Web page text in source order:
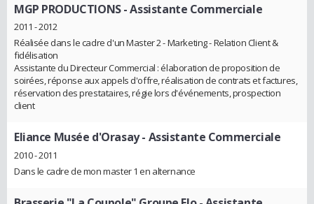
MGP PRODUCTIONS- Assistante Commerciale
2011 - 2012
Réalisée dans le cadre d'un Master 2 - Marketing - Relation Client &
fidélisation
Assistante du Directeur Commercial : élaboration de proposition de
soirées, réponse aux appels d'offre, réalisation de contrats et factures,
réservation des prestataires, régie lors d'événements, prospection
client
Eliance Musée d'Orasay- Assistante Commerciale
2010 - 2011
Dans le cadre de mon master 1 en alternance